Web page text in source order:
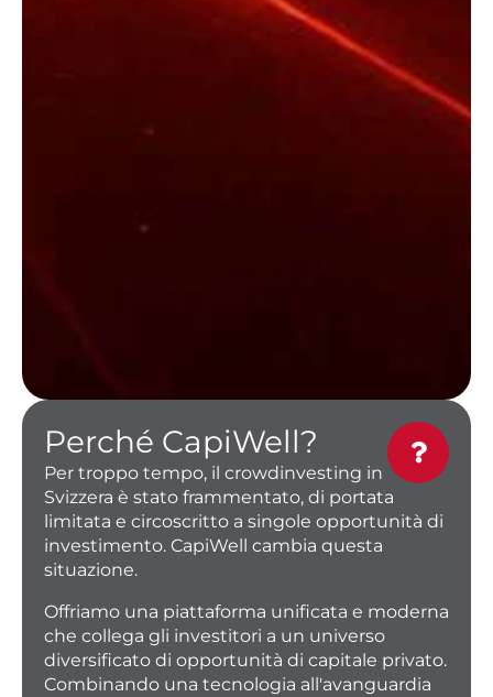
Perché CapiWell?
Per troppo tempo, il crowdinvesting in
Svizzera è stato frammentato, di portata
limitata e circoscritto a singole opportunità di
investimento. CapiWell cambia questa
situazione.
Offriamo una piattaforma unificata e moderna
che collega gli investitori a un universo
diversificato di opportunità di capitale privato.
Combinando una tecnologia all'avanguardia